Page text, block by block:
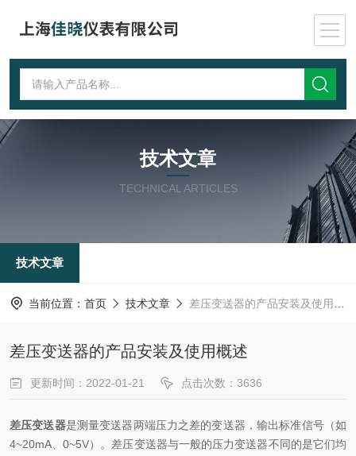
技术文章
TECHNICAL ARTICLES
技术文章
当前位置： 首页 技术文章 差压变送器的产品安装及使用概述
差压变送器的产品安装及使用概述
更新时间：2022-01-21 点击次数：3636
差压变送器是测量变送器两端压力之差的变送器，输出标准信号（如
4~20mA、0~5V）。差压变送器与一般的压力变送器不同的是它们均